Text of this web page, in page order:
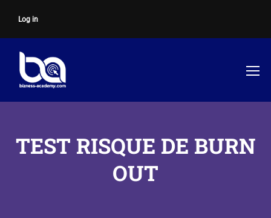
Log in
TEST RISQUE DE BURN
OUT